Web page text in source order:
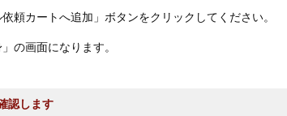
頼カートへ追加」ボタンをクリックしてください。
の画面になります。
認します